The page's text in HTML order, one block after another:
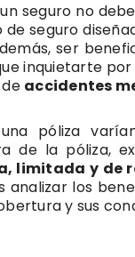
seguro no
seguro
ser
inquietarte
accidentes
póliza
de la póliza,
limitada y de
analizar los
y sus